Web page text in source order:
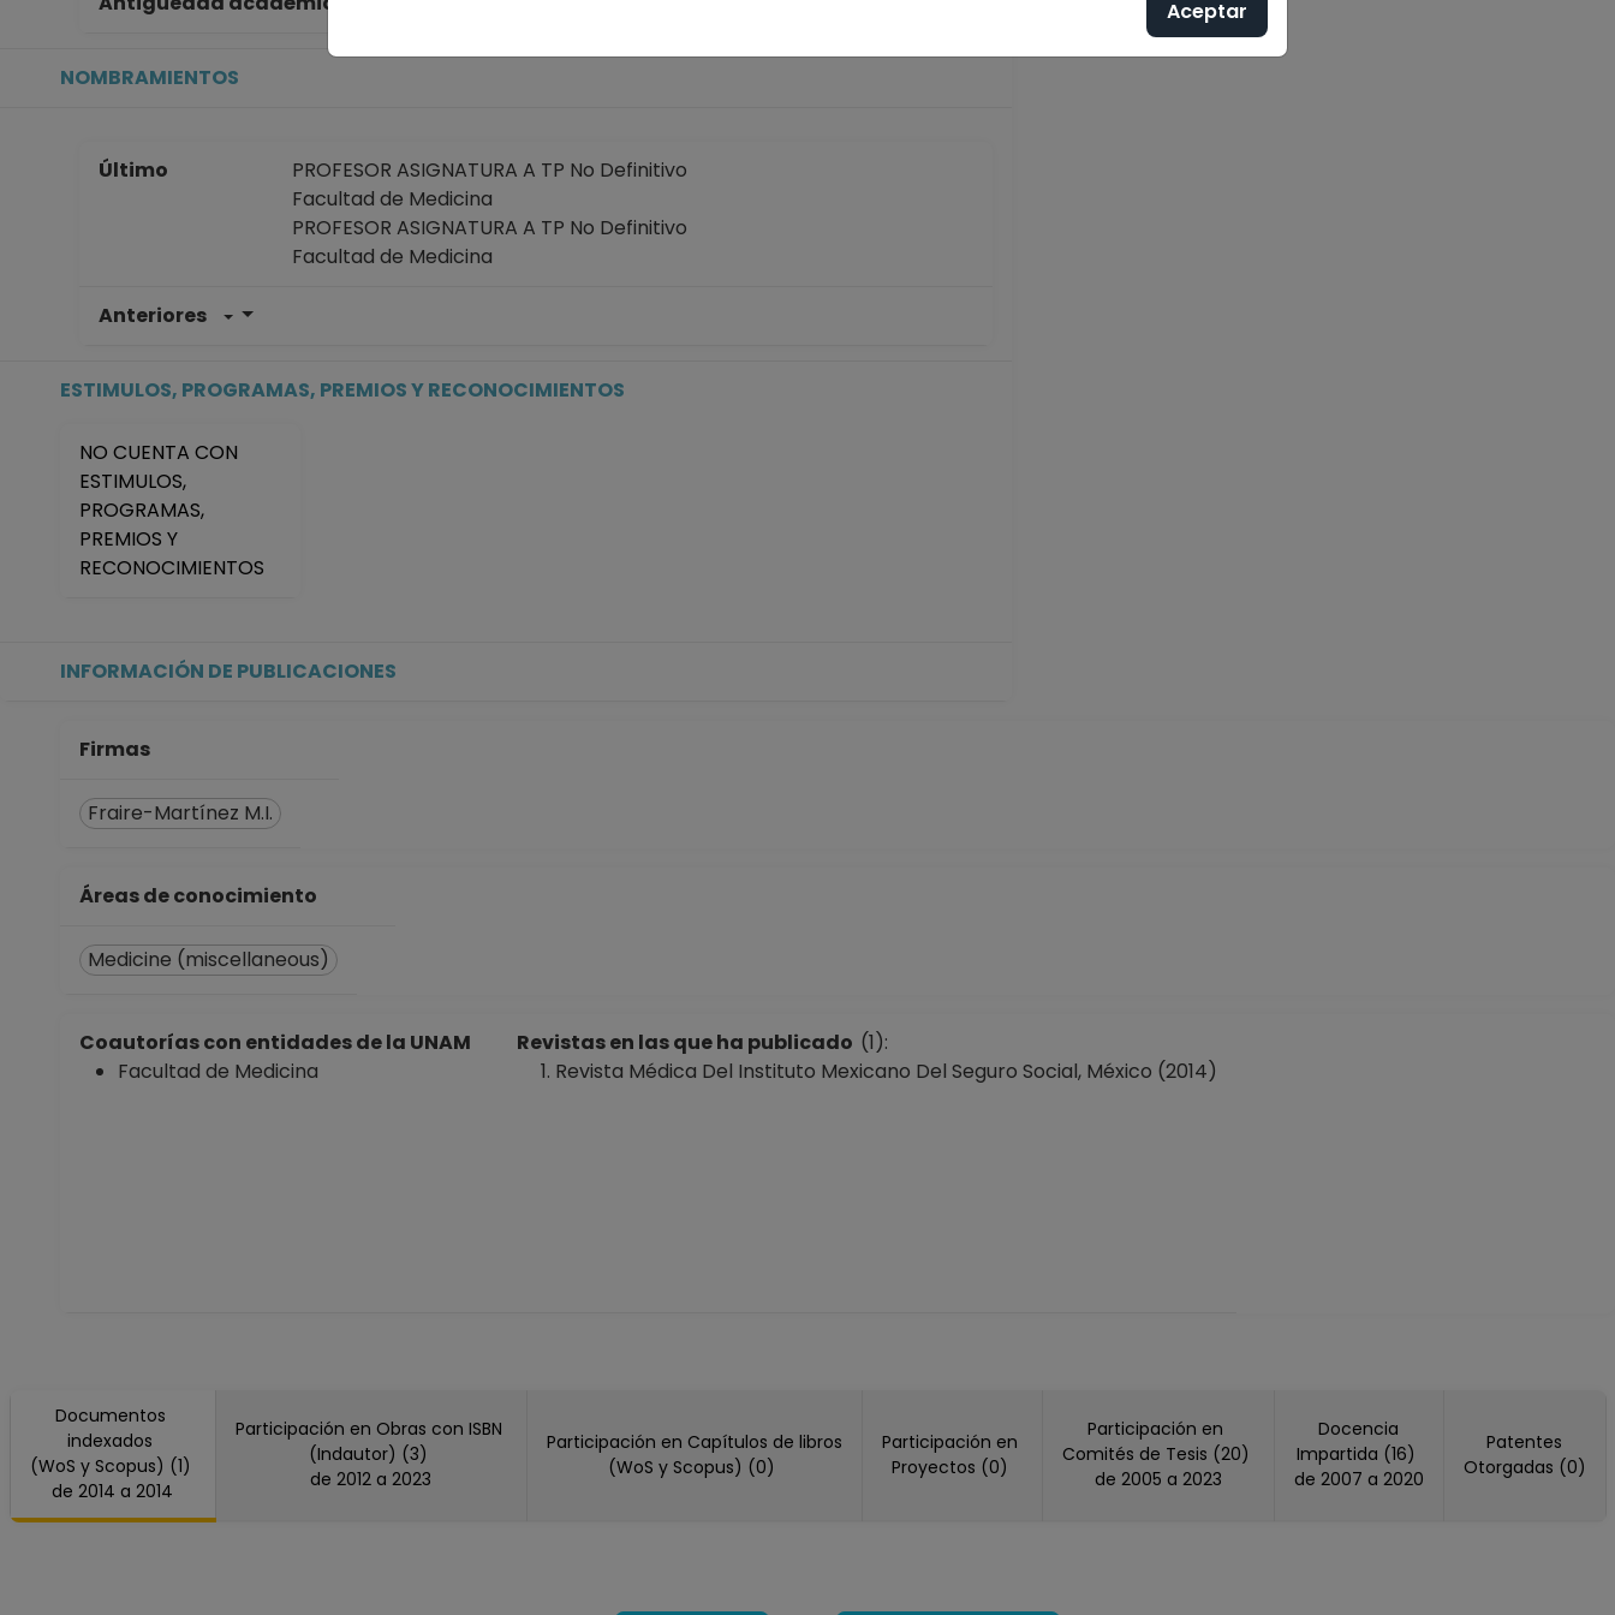
NOMBRAMIENTOS
Último
PROFESOR ASIGNATURA A TP No Definitivo
Facultad de Medicina
PROFESOR ASIGNATURA A TP No Definitivo
Facultad de Medicina
Anteriores
PROFESOR ASIGNATURA A TP No Definitivo
ESTIMULOS, PROGRAMAS, PREMIOS Y RECONOCIMIENTOS
NO CUENTA CON
ESTIMULOS,
PROGRAMAS,
PREMIOS Y
RECONOCIMIENTOS
INFORMACIÓN DE PUBLICACIONES
Firmas
Fraire-Martínez M.I.
Áreas de conocimiento
Medicine (miscellaneous)
Coautorías con entidades de la UNAM
Facultad de Medicina
Revistas en las que ha publicado (1):
Revista Médica Del Instituto Mexicano Del Seguro Social, México (2014)
Documentos
indexados
(WoS y Scopus) (1)
de 2014 a 2014
Participación en Obras con ISBN
(Indautor) (3)
de 2012 a 2023
Participación en Capítulos de libros
(WoS y Scopus) (0)
Participación en
Proyectos (0)
Participación en
Comités de Tesis (20)
de 2005 a 2023
Docencia
Impartida (16)
de 2007 a 2020
Patentes
Otorgadas (0)
Aceptar